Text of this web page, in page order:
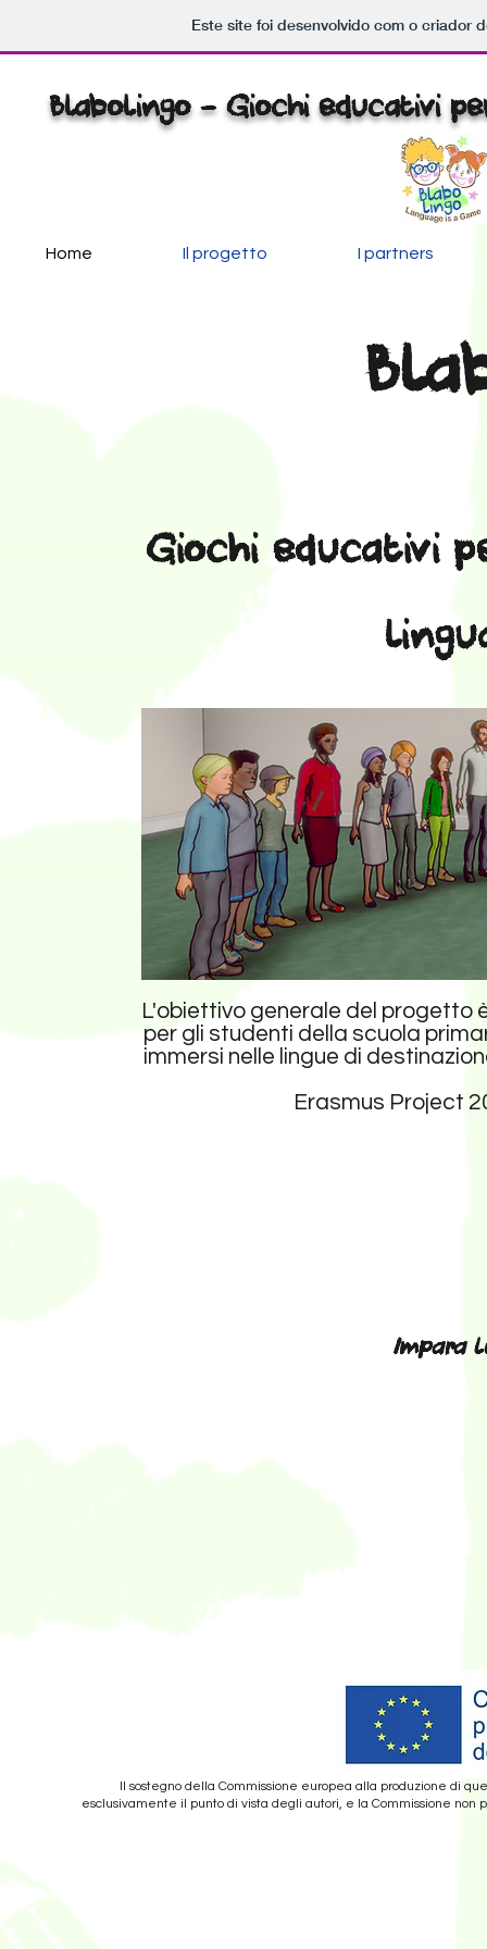
Este site foi desenvolvido com o criador
Blabolingo - Giochi educativi
Home Il progetto I partners
Giochi educativi
L'obiettivo generale del progetto
per gli studenti della scuola
immersi nelle lingue di
Erasmus Project
Impara
Il sostegno della Commissione europea alla produzione di
esclusivamente il punto di vista degli autori, e la Commissione